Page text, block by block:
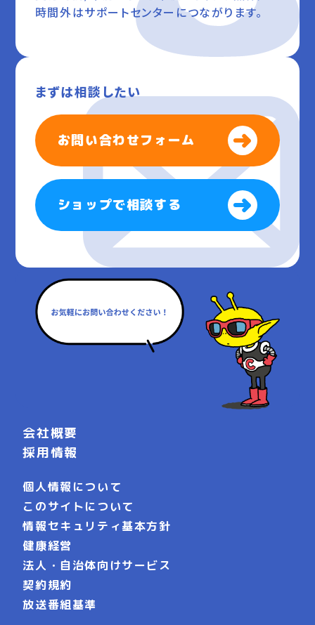
時間外はサポートセンターにつながります。
まずは相談したい
お問い合わせフォーム
ショップで相談する
会社概要
採用情報
個人情報について
このサイトについて
情報セキュリティ基本方針
健康経営
法人・自治体向けサービス
契約規約
放送番組基準